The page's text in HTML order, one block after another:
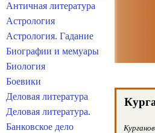
Античная литература
Астрология
Астрология. Гадание
Биографии и мемуары
Биология
Боевики
Деловая литература
Деловая литература.
Банковское дело